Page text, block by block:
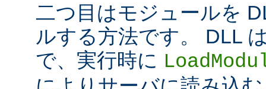
二つ目はモジュールを
ルする方法です。 DLL
で、実行時に